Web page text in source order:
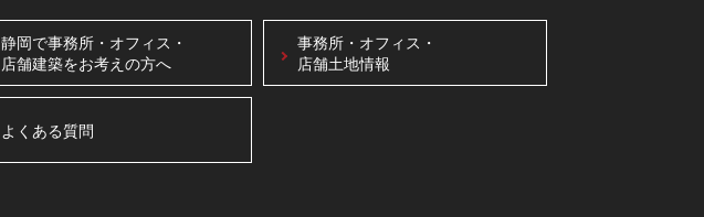
静岡で事務所・オフィス・
店舗建築をお考えの方へ
事務所・オフィス・
店舗土地情報
よくある質問